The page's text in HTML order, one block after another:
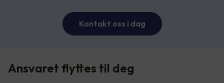
Kontakt oss i dag
Ansvaret flyttes til deg